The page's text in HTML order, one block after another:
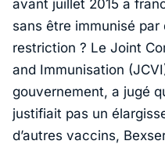
avant juillet 2015 a
sans être immunisé
restriction ? Le Joint
and Immunisation
gouvernement, a jugé
justifiait pas un
d’autres vaccins,